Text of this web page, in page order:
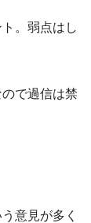
。弱点はし
で過信は禁
意見が多く